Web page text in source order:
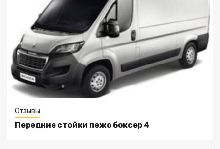
Отзывы
Передние стойки пежо боксер 4